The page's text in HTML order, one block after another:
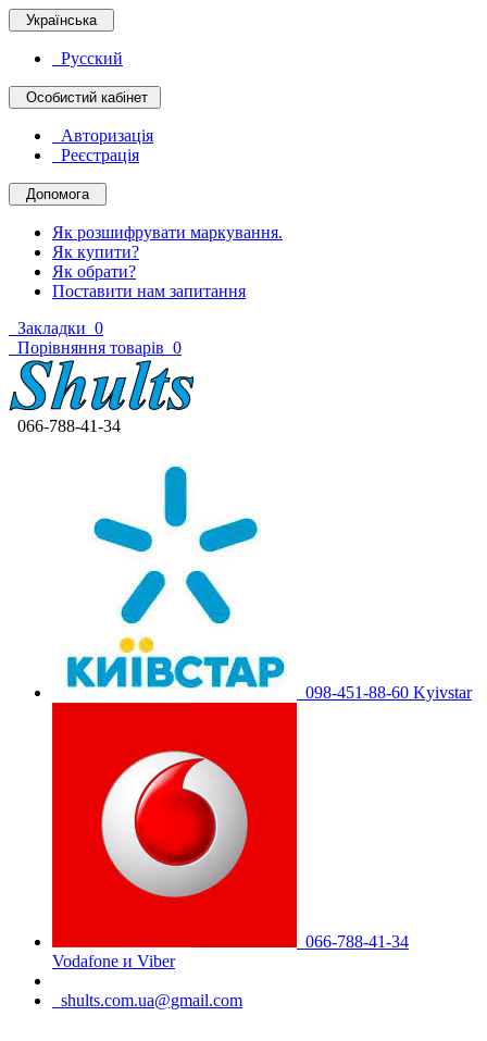
Українська
Русский
Особистий кабінет
Авторизація
Реєстрація
Допомога
Як розшифрувати маркування.
Як купити?
Як обрати?
Поставити нам запитання
Закладки 0
Порівняння товарів 0
066-788-41-34
098-451-88-60 Kyivstar
066-788-41-34
Vodafone и Viber
shults.com.ua@gmail.com